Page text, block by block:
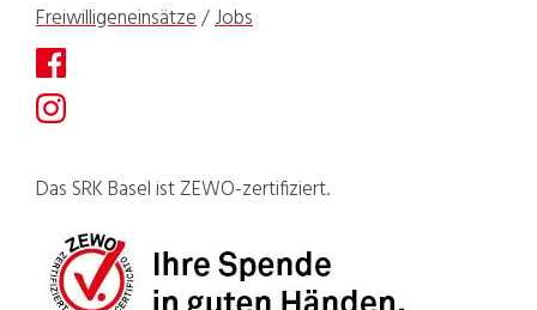
Freiwilligeneinsätze/Jobs
Das SRK Basel ist ZEWO-zertifiziert.